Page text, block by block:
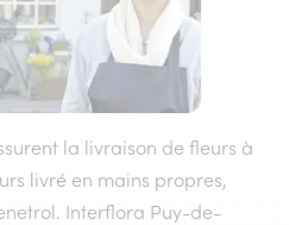
la livraison de fleurs à
livré en mains propres,
Interflora Puy-de-